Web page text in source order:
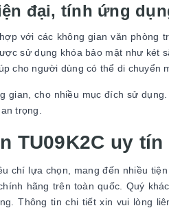
đại, tính ứng
với các không gian văn phòng
sử dụng khóa bảo mật như két
cho người dùng có thể di chuyển
gian, cho nhiều mục đích sử
trọng.
TU09K2C uy
chí lựa chọn, mang đến nhiều
hãng trên toàn quốc. Quý
Thông tin chi tiết xin vui lòng